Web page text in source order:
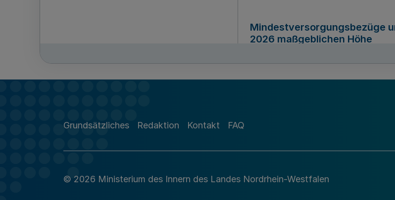
Mindestversorgungsbezüge
2026 maßgeblichen Höhe
Richtlinie zur Durchführung
Grundsätzliches Redaktion Kontakt FAQ
© 2026 Ministerium des Innern des Landes Nordrhein-Westfalen